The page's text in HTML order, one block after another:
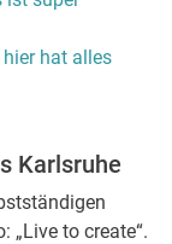
hat alles
Karlsruhe
„Live to create“.